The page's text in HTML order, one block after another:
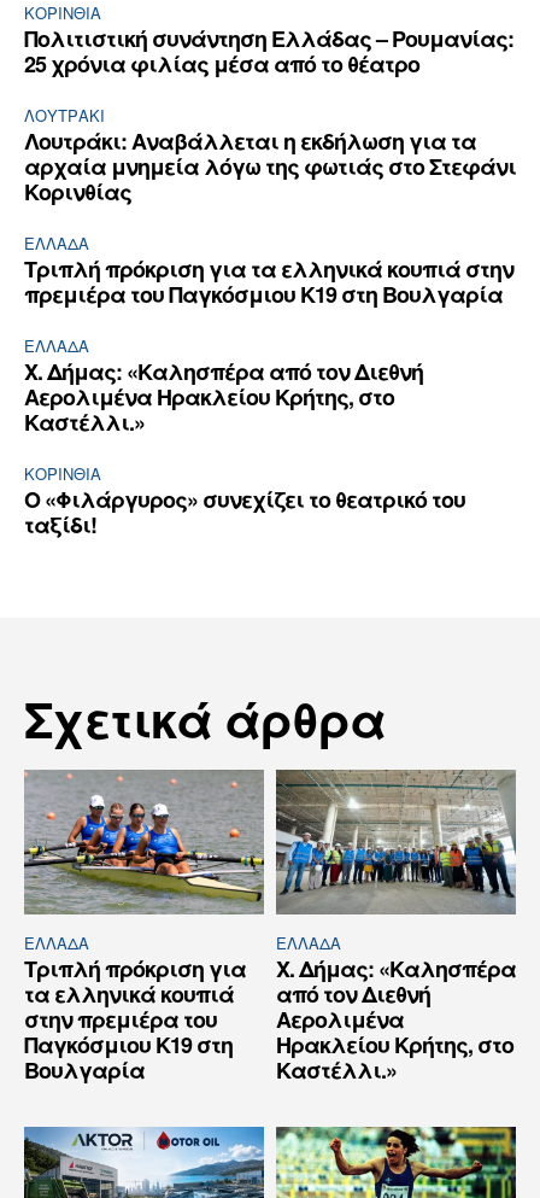
ΚΟΡΙΝΘΊΑ
Πολιτιστική συνάντηση Ελλάδας – Ρουμανίας:
25 χρόνια φιλίας μέσα από το θέατρο
ΛΟΥΤΡΆΚΙ
Λουτράκι: Αναβάλλεται η εκδήλωση για τα
αρχαία μνημεία λόγω της φωτιάς στο Στεφάνι
Κορινθίας
ΕΛΛΆΔΑ
Τριπλή πρόκριση για τα ελληνικά κουπιά στην
πρεμιέρα του Παγκόσμιου Κ19 στη Βουλγαρία
ΕΛΛΆΔΑ
Χ. Δήμας: «Καλησπέρα από τον Διεθνή
Αερολιμένα Ηρακλείου Κρήτης, στο
Καστέλλι.»
ΚΟΡΙΝΘΊΑ
Ο «Φιλάργυρος» συνεχίζει το θεατρικό του
ταξίδι!
Σχετικά άρθρα
ΕΛΛΆΔΑ
Τριπλή πρόκριση για
τα ελληνικά κουπιά
στην πρεμιέρα του
Παγκόσμιου Κ19 στη
Βουλγαρία
ΕΛΛΆΔΑ
Χ. Δήμας: «Καλησπέρα
από τον Διεθνή
Αερολιμένα
Ηρακλείου Κρήτης, στο
Καστέλλι.»